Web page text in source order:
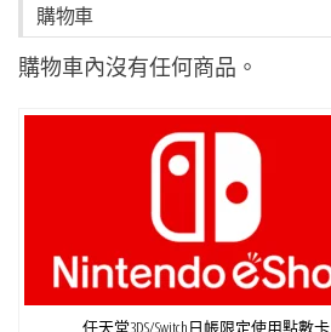
購物車
購物車內沒有任何商品。
任天堂3DS/Switch日帳限定使用點數卡